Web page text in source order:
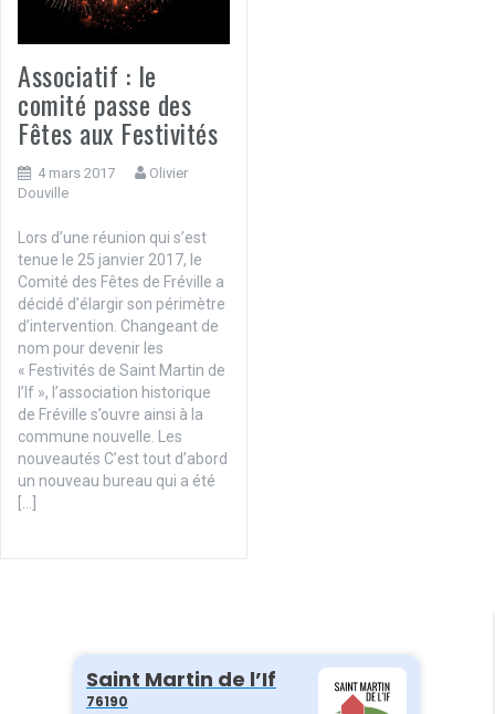
Associatif : le
comité passe des
Fêtes aux Festivités
4 mars 2017
Olivier
Douville
Lors d’une réunion qui s’est
tenue le 25 janvier 2017, le
Comité des Fêtes de Fréville a
décidé d’élargir son périmètre
d’intervention. Changeant de
nom pour devenir les
« Festivités de Saint Martin de
l’If », l’association historique
de Fréville s’ouvre ainsi à la
commune nouvelle. Les
nouveautés C’est tout d’abord
un nouveau bureau qui a été